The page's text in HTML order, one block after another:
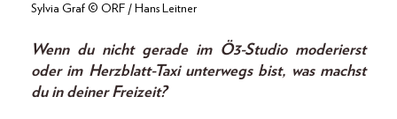
Sylvia Graf © ORF / Hans Leitner
Wenn du nicht gerade im Ö3-Studio moderierst
oder im Herzblatt-Taxi unterwegs bist, was machst
du in deiner Freizeit?